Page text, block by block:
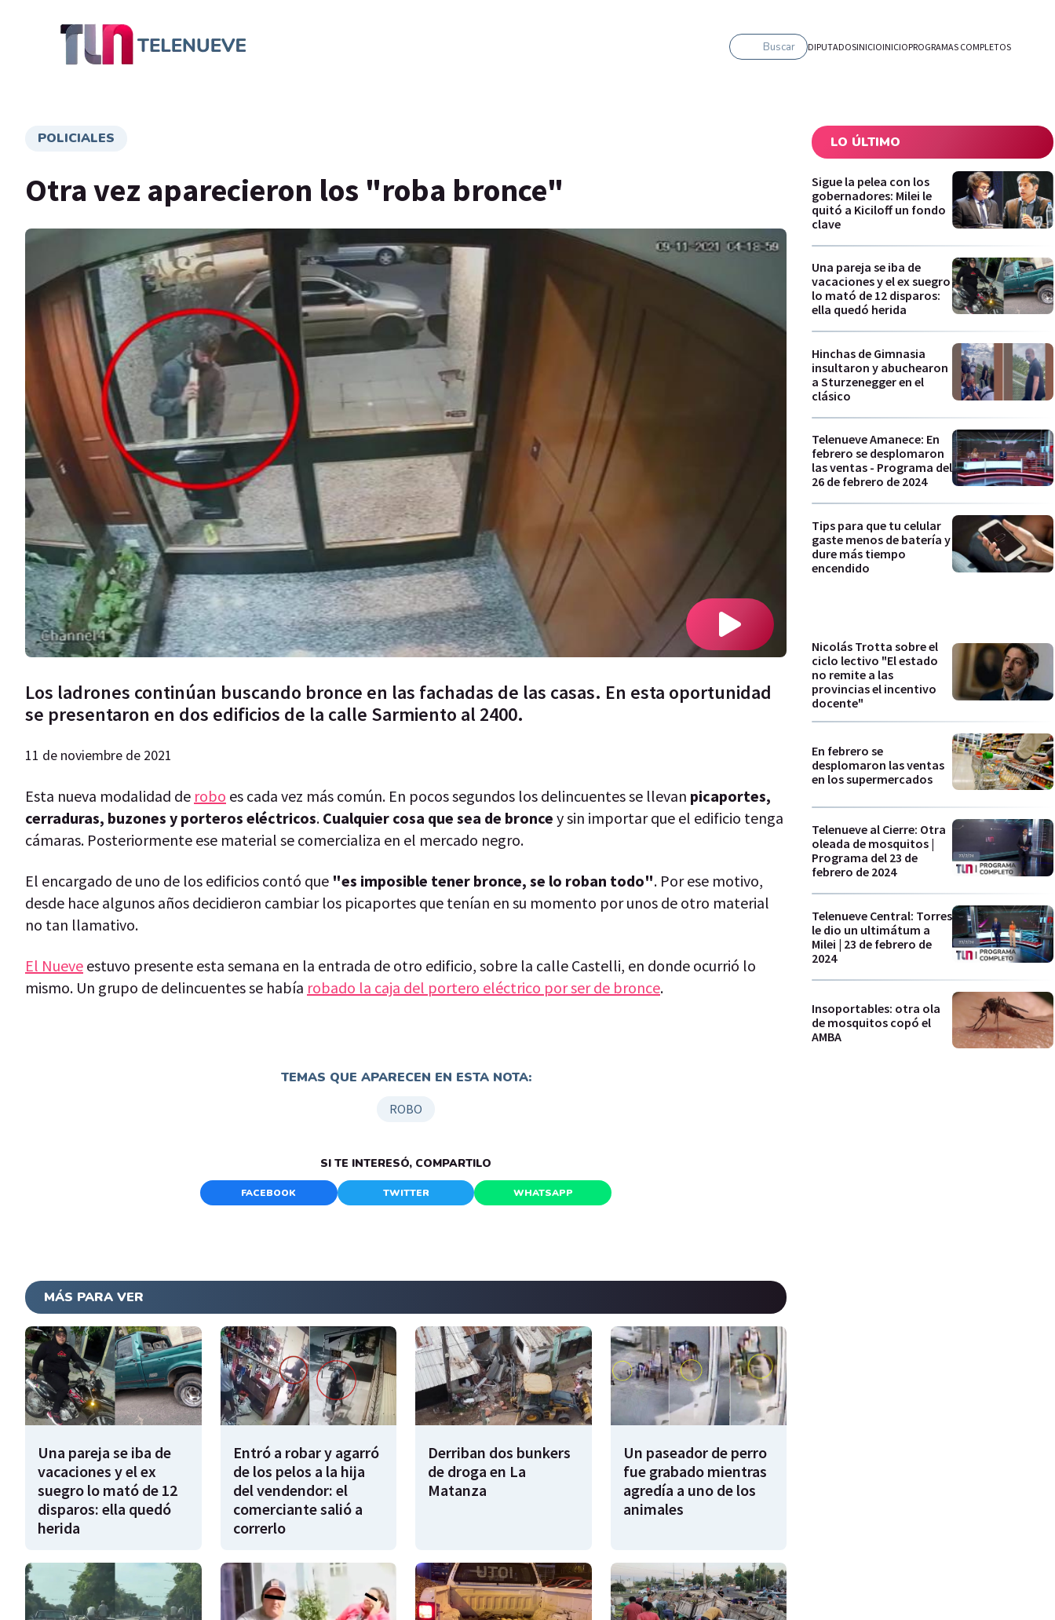
Buscar DIPUTADOSINICIOINICIOPROGRAMAS COMPLETOS
POLICIALES
Otra vez aparecieron los "roba bronce"
Los ladrones continúan buscando bronce en las fachadas de las casas. En esta oportunidad
se presentaron en dos edificios de la calle Sarmiento al 2400.
11 de noviembre de 2021
Esta nueva modalidad de robo es cada vez más común. En pocos segundos los delincuentes se llevan picaportes,
cerraduras, buzones y porteros eléctricos. Cualquier cosa que sea de bronce y sin importar que el edificio tenga
cámaras. Posteriormente ese material se comercializa en el mercado negro.
El encargado de uno de los edificios contó que "es imposible tener bronce, se lo roban todo". Por ese motivo,
desde hace algunos años decidieron cambiar los picaportes que tenían en su momento por unos de otro material
no tan llamativo.
El Nueve estuvo presente esta semana en la entrada de otro edificio, sobre la calle Castelli, en donde ocurrió lo
mismo. Un grupo de delincuentes se había robado la caja del portero eléctrico por ser de bronce.
TEMAS QUE APARECEN EN ESTA NOTA:
ROBO
SI TE INTERESÓ, COMPARTILO
FACEBOOK TWITTER WHATSAPP
MÁS PARA VER
Una pareja se iba de
vacaciones y el ex
suegro lo mató de 12
disparos: ella quedó
herida
Entró a robar y agarró
de los pelos a la hija
del vendendor: el
comerciante salió a
correrlo
Derriban dos bunkers
de droga en La
Matanza
Un paseador de perro
fue grabado mientras
agredía a uno de los
animales
LO ÚLTIMO
Sigue la pelea con los
gobernadores: Milei le
quitó a Kiciloff un fondo
clave
Una pareja se iba de
vacaciones y el ex suegro
lo mató de 12 disparos:
ella quedó herida
Hinchas de Gimnasia
insultaron y abuchearon
a Sturzenegger en el
clásico
Telenueve Amanece: En
febrero se desplomaron
las ventas - Programa del
26 de febrero de 2024
Tips para que tu celular
gaste menos de batería y
dure más tiempo
encendido
Nicolás Trotta sobre el
ciclo lectivo "El estado
no remite a las
provincias el incentivo
docente"
En febrero se
desplomaron las ventas
en los supermercados
Telenueve al Cierre: Otra
oleada de mosquitos |
Programa del 23 de
febrero de 2024
Telenueve Central: Torres
le dio un ultimátum a
Milei | 23 de febrero de
2024
Insoportables: otra ola
de mosquitos copó el
AMBA